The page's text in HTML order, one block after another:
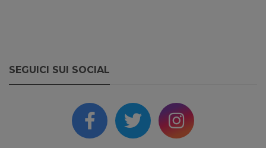
SEGUICI SUI SOCIAL